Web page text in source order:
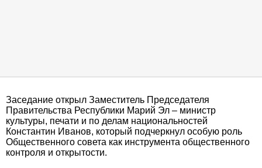
Заседание открыл Заместитель Председателя
Правительства Республики Марий Эл – министр
культуры, печати и по делам национальностей
Константин Иванов, который подчеркнул особую роль
Общественного совета как инструмента общественного
контроля и открытости.